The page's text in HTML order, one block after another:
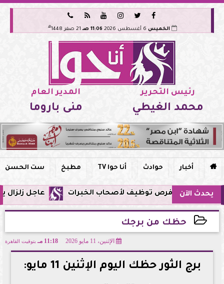






الخميس 11:06 صـ 21 صفر 1448 هـ
رئيس التحرير
محمد الغيطي
المدير العام
منى باروما
 أخبار حوادث أنا حوا TV مطبخ ست الحسن
يحدث الآن عاجل زلزال يشعر به سكان مصر فجر
حظك من برجك
الإثنين، 11 مايو 2026 11:18 مـ بتوقيت القاهرة
برج الثور حظك اليوم الإثنين 11 مايو: